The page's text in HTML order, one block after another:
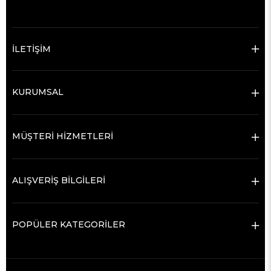
İLETİŞİM
KURUMSAL
MÜŞTERİ HİZMETLERİ
ALIŞVERİŞ BİLGİLERİ
POPÜLER KATEGORİLER